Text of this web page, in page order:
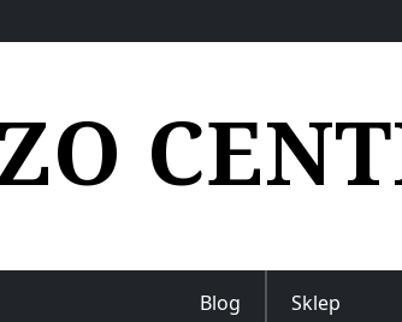
Blog Sklep